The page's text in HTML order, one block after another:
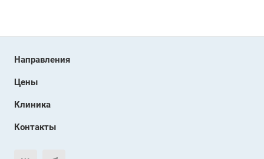
Направления
Цены
Клиника
Контакты